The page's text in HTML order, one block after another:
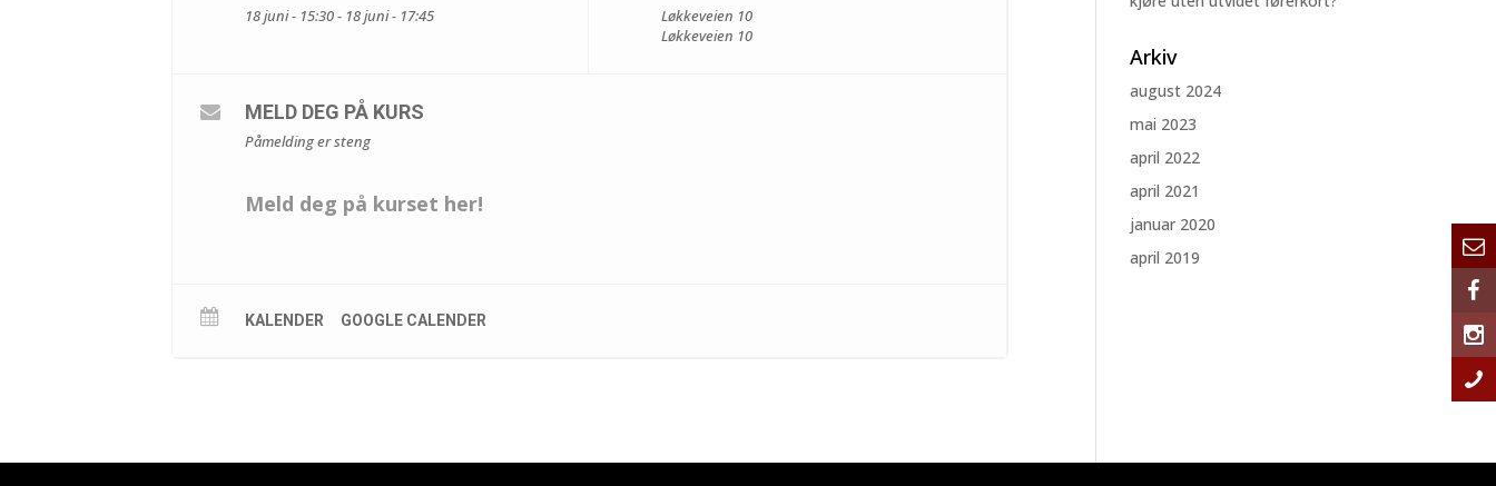
18 juni - 15:30 - 18 juni - 17:45
Løkkeveien 10
Løkkeveien 10
MELD DEG PÅ KURS
Påmelding er steng
Meld deg på kurset her!
KALENDER GOOGLE CALENDER
Arkiv
august 2024
mai 2023
april 2022
april 2021
januar 2020
april 2019